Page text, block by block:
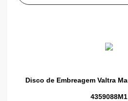
Disco de Embreagem Valtra
4359088M1